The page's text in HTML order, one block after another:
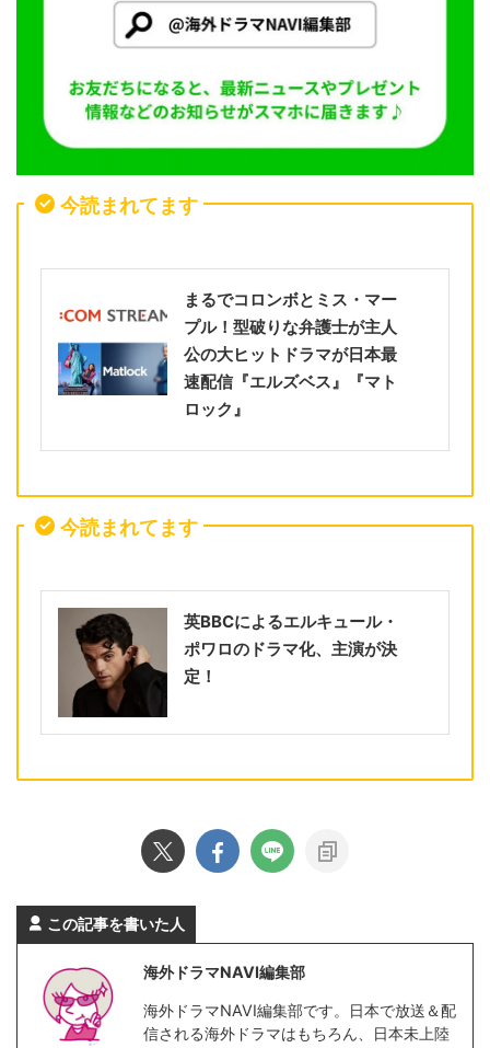
今読まれてます
まるでコロンボとミス・マー
プル！型破りな弁護士が主人
公の大ヒットドラマが日本最
速配信『エルズベス』『マト
ロック』
今読まれてます
英BBCによるエルキュール・
ポワロのドラマ化、主演が決
定！
この記事を書いた人
海外ドラマNAVI編集部
海外ドラマNAVI編集部です。日本で放送＆配
信される海外ドラマはもちろん、日本未上陸